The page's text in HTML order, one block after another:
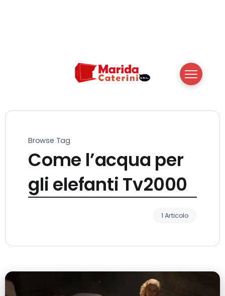
Browse Tag
Come l’acqua per
gli elefanti Tv2000
1 Articolo